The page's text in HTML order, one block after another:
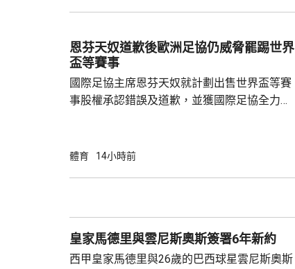
阿庫拉，8強會鬥頭種子、日本的張本美和。
日本的大藤沙月以3:1戰勝美國的張安，將與
恩芬天奴道歉後歐洲足協仍威脅罷踢世界
盃等賽事
國際足協主席恩芬天奴就計劃出售世界盃等賽
事股權承認錯誤及道歉，並獲國際足協全力支
確條件，第一是撤回出售賽事股權的提議，第
足球員協會則指責恩芬天奴嚴重濫用職權。
體育 14小時前
皇家馬德里與雲尼斯奧斯簽署6年新約
西甲皇家馬德里與26歲的巴西球星雲尼斯奧斯